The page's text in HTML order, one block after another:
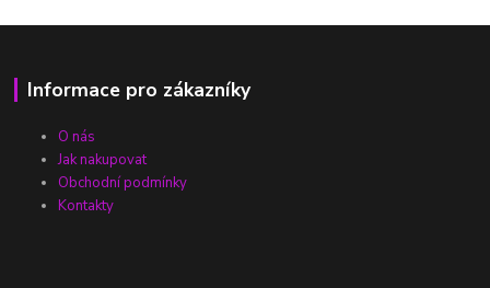
Informace pro zákazníky
O nás
Jak nakupovat
Obchodní podmínky
Kontakty